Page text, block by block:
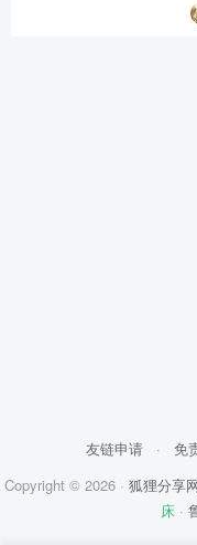
友链申请 · 免
Copyright © 2026 · 狐狸分享
床 ·